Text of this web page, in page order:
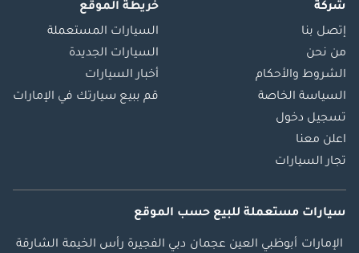
شركة
إتصل بنا
من نحن
الشروط والأحكام
السياسة الخاصة
تسجيل دخول
اعلن معنا
تجار السيارات
خريطة الموقع
السيارات المستعملة
السيارات الجديدة
أخبار السيارات
قم ببيع سيارتك في الإمارات
سيارات مستعملة للبيع حسب الموقع
الإمارات أبوظبي العين عجمان دبي الفجيرة رأس الخيمة الشارقة